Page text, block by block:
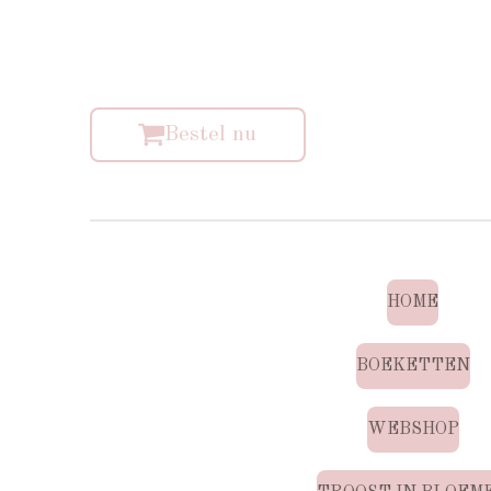
Bestel nu
HOME
BOEKETTEN
WEBSHOP